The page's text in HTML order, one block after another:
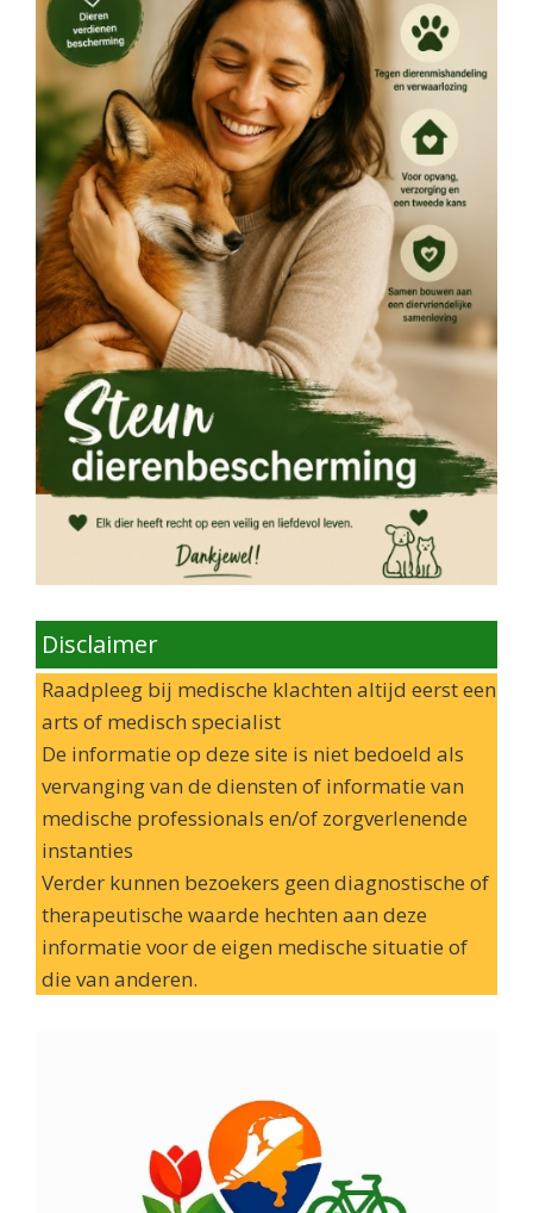
Disclaimer
Raadpleeg bij medische klachten altijd eerst een
arts of medisch specialist
De informatie op deze site is niet bedoeld als
vervanging van de diensten of informatie van
medische professionals en/of zorgverlenende
instanties
Verder kunnen bezoekers geen diagnostische of
therapeutische waarde hechten aan deze
informatie voor de eigen medische situatie of
die van anderen.